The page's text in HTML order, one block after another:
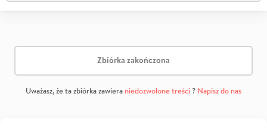
Zbiórka zakończona
Uważasz, że ta zbiórka zawiera niedozwolone treści? Napisz do nas